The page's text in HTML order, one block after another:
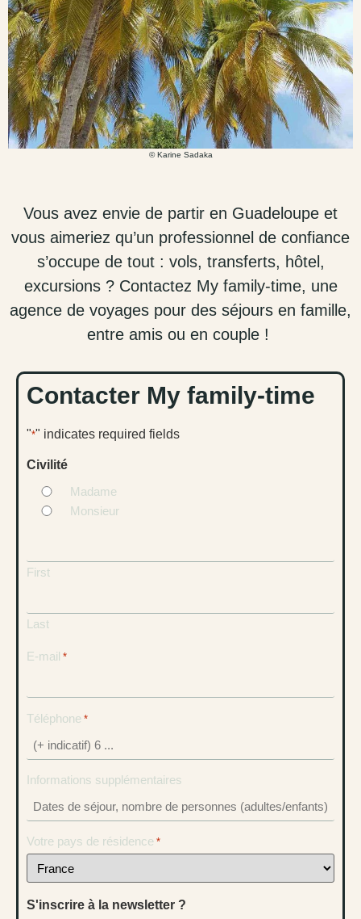
© Karine Sadaka
Vous avez envie de partir en Guadeloupe et
vous aimeriez qu’un professionnel de confiance
s’occupe de tout : vols, transferts, hôtel,
excursions ? Contactez My family-time, une
agence de voyages pour des séjours en famille,
entre amis ou en couple !
Contacter My family-time
"*" indicates required fields
Civilité
Madame
Monsieur
vous
appelez-
?
First
Last
E-mail *
Téléphone *
Informations supplémentaires
Votre pays de résidence *
S'inscrire à la newsletter ?